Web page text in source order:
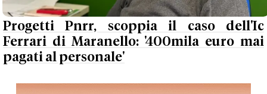
Progetti Pnrr, scoppia il caso dell'Ic
Ferrari di Maranello: '400mila euro mai
pagati al personale'